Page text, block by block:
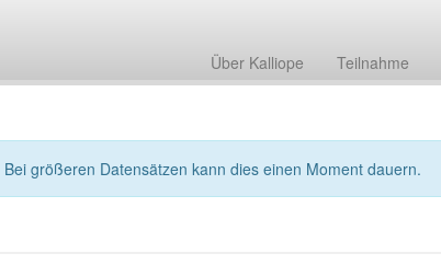
Über Kalliope Teilnahme
Bei größeren Datensätzen kann dies einen Moment dauern.